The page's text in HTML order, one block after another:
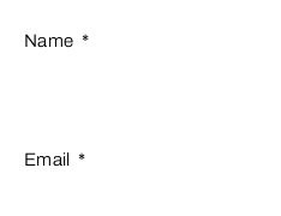
Name *
Email *